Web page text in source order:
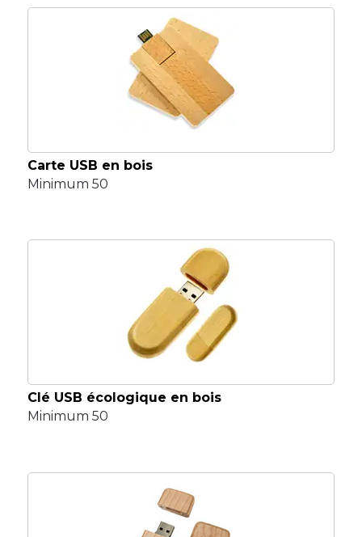
Carte USB en bois
Minimum 50
Clé USB écologique en bois
Minimum 50